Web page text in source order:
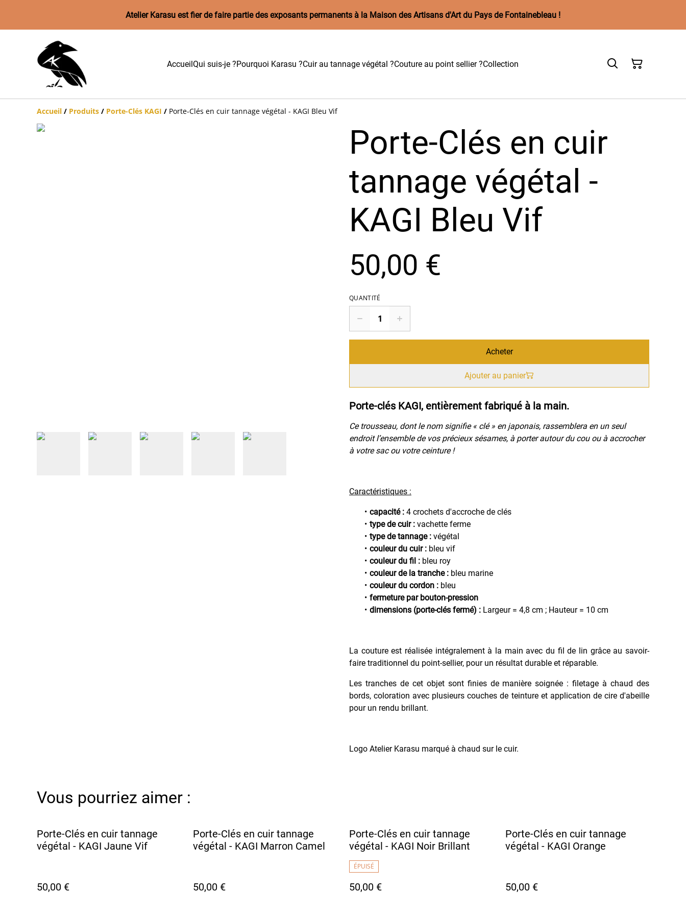
Atelier Karasu est fier de faire partie des exposants permanents à la Maison des Artisans d'Art du Pays de Fontainebleau !
AccueilQui suis-je ?Pourquoi Karasu ?Cuir au tannage végétal ?Couture au point sellier ?Collection
Accueil / Produits / Porte-Clés KAGI / Porte-Clés en cuir tannage végétal - KAGI Bleu Vif
Porte-Clés en cuir
tannage végétal -
KAGI Bleu Vif
50,00 €
QUANTITÉ
Acheter
Ajouter au panier
Porte-clés KAGI, entièrement fabriqué à la main.
Ce trousseau, dont le nom signifie « clé » en japonais, rassemblera en un seul
endroit l’ensemble de vos précieux sésames, à porter autour du cou ou à accrocher
à votre sac ou votre ceinture !
Caractéristiques :
capacité : 4 crochets d'accroche de clés
type de cuir : vachette ferme
type de tannage : végétal
couleur du cuir : bleu vif
couleur du fil : bleu roy
couleur de la tranche : bleu marine
couleur du cordon : bleu
fermeture par bouton-pression
dimensions (porte-clés fermé) : Largeur = 4,8 cm ; Hauteur = 10 cm
La couture est réalisée intégralement à la main avec du fil de lin grâce au savoir-
faire traditionnel du point-sellier, pour un résultat durable et réparable.
Les tranches de cet objet sont finies de manière soignée : filetage à chaud des
bords, coloration avec plusieurs couches de teinture et application de cire d'abeille
pour un rendu brillant.
Logo Atelier Karasu marqué à chaud sur le cuir.
Vous pourriez aimer :
Porte-Clés en cuir tannage
végétal - KAGI Jaune Vif
50,00 €
Porte-Clés en cuir tannage
végétal - KAGI Marron Camel
50,00 €
Porte-Clés en cuir tannage
végétal - KAGI Noir Brillant
ÉPUISÉ
50,00 €
Porte-Clés en cuir tannage
végétal - KAGI Orange
50,00 €